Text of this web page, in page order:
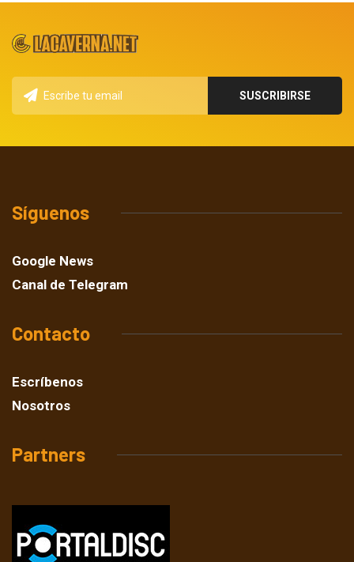
Síguenos
Google News
Canal de Telegram
Contacto
Escríbenos
Nosotros
Partners